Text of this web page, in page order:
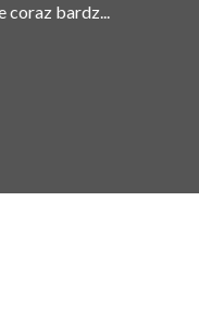
coraz bardz...